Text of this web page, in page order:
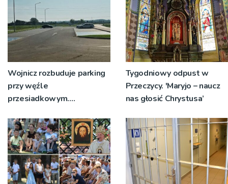
Wojnicz rozbuduje parking
przy węźle
przesiadkowym.
miejsc
Tygodniowy odpust w
Przeczycy. 'Maryjo – naucz
nas głosić Chrystusa’